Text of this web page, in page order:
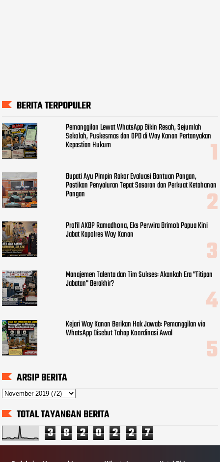
BERITA TERPOPULER
Pemanggilan Lewat WhatsApp Bikin Resah, Sejumlah
Sekolah, Puskesmas dan OPD di Way Kanan Pertanyakan
Kepastian Hukum
Bupati Ayu Pimpin Rakor Evaluasi Bantuan Pangan,
Pastikan Penyaluran Tepat Sasaran dan Perkuat Ketahanan
Pangan
Profil AKBP Ramadhona, Eks Perwira Brimob Papua Kini
Jabat Kapolres Way Kanan
Manajemen Talenta dan Tim Sukses: Akankah Era "Titipan
Jabatan" Berakhir?
Kejari Way Kanan Berikan Hak Jawab: Pemanggilan via
WhatsApp Disebut Tahap Koordinasi Awal
ARSIP BERITA
TOTAL TAYANGAN BERITA
3 8 2 0 2 2 7